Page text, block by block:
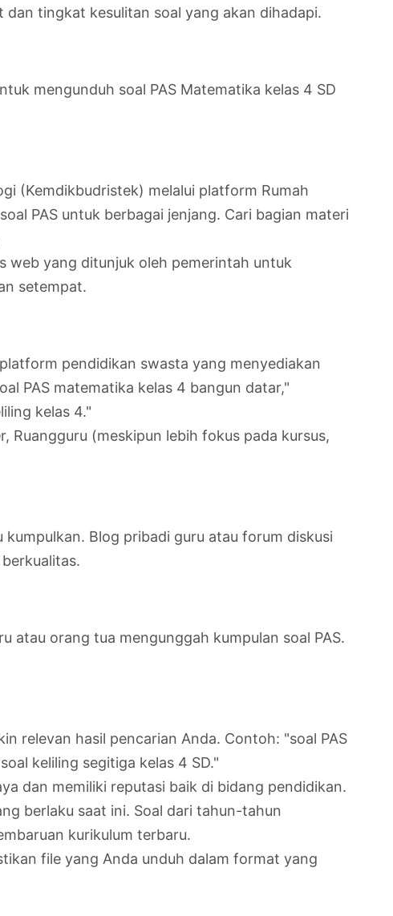
tingkat kesulitan soal yang akan dihadapi.
mengunduh soal PAS Matematika kelas 4 SD
(Kemdikbudristek) melalui platform Rumah
PAS untuk berbagai jenjang. Cari bagian materi
web yang ditunjuk oleh pemerintah untuk
setempat.
pendidikan swasta yang menyediakan
PAS matematika kelas 4 bangun datar,"
kelas 4."
Ruangguru (meskipun lebih fokus pada kursus,
Blog pribadi guru atau forum diskusi
atau orang tua mengunggah kumpulan soal PAS.
relevan hasil pencarian Anda. Contoh: "soal PAS
keliling segitiga kelas 4 SD."
dan memiliki reputasi baik di bidang pendidikan.
berlaku saat ini. Soal dari tahun-tahun
kurikulum terbaru.
file yang Anda unduh dalam format yang